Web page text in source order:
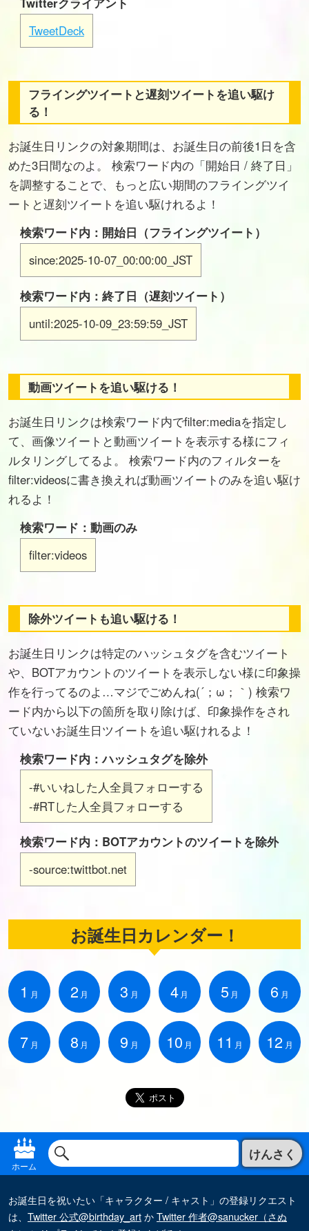
TweetDeck
フライングツイートと遅刻ツイートを追い駆け
る！
お誕生日リンクの対象期間は、お誕生日の前後1日を含
めた3日間なのよ。 検索ワード内の「開始日 / 終了日」
を調整することで、もっと広い期間のフライングツイ
ートと遅刻ツイートを追い駆けれるよ！
検索ワード内：開始日（フライングツイート）
since:2025-10-07_00:00:00_JST
検索ワード内：終了日（遅刻ツイート）
until:2025-10-09_23:59:59_JST
動画ツイートを追い駆ける！
お誕生日リンクは検索ワード内でfilter:mediaを指定し
て、画像ツイートと動画ツイートを表示する様にフィ
ルタリングしてるよ。 検索ワード内のフィルターを
filter:videosに書き換えれば動画ツイートのみを追い駆け
れるよ！
検索ワード：動画のみ
filter:videos
除外ツイートも追い駆ける！
お誕生日リンクは特定のハッシュタグを含むツイート
や、BOTアカウントのツイートを表示しない様に印象操
作を行ってるのよ…マジでごめんね(´；ω；｀) 検索ワ
ード内から以下の箇所を取り除けば、印象操作をされ
ていないお誕生日ツイートを追い駆けれるよ！
検索ワード内：ハッシュタグを除外
-#いいねした人全員フォローする
-#RTした人全員フォローする
検索ワード内：BOTアカウントのツイートを除外
-source:twittbot.net
お誕生日カレンダー！
1 月 2 月 3 月 4 月 5 月 6 月
7 月 8 月 9 月 10 月 11 月 12 月
ホーム
けんさく
お誕生日を祝いたい「キャラクター / キャスト」の登録リクエスト
は、 Twitter 公式@birthday_artかTwitter 作者@sanucker（さぬ